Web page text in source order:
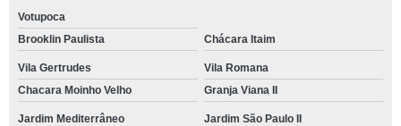
Votupoca
Brooklin Paulista
Chácara Itaim
Vila Gertrudes
Vila Romana
Chacara Moinho Velho
Granja Viana II
Jardim Mediterrâneo Jardim São Paulo II